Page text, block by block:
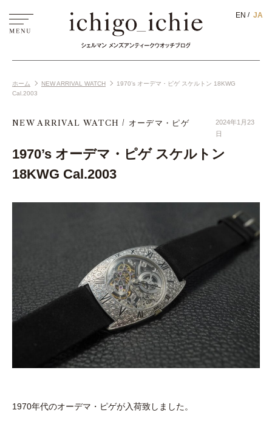
ホーム NEW ARRIVAL WATCH
1970’s オーデマ・ピゲ スケルトン 18KWG
Cal.2003
NEW ARRIVAL WATCH オーデマ・ピゲ
2024年1月23
日
1970’s オーデマ・ピゲ スケルトン
18KWG Cal.2003
1970年代のオーデマ・ピゲが入荷致しました。
EN JA